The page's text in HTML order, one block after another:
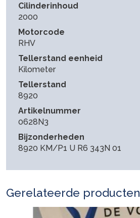
Cilinderinhoud
2000
Motorcode
RHV
Tellerstand eenheid
Kilometer
Tellerstand
8920
Artikelnummer
0628N3
Bijzonderheden
8920 KM/P1 U R6 343N 01
Gerelateerde producten